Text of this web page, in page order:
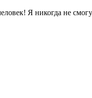
Я никогда не